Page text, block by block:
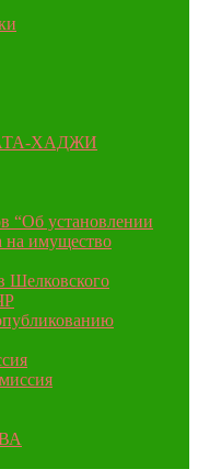
ХАДЖИ
“Об установлении
на имущество
Шелковского